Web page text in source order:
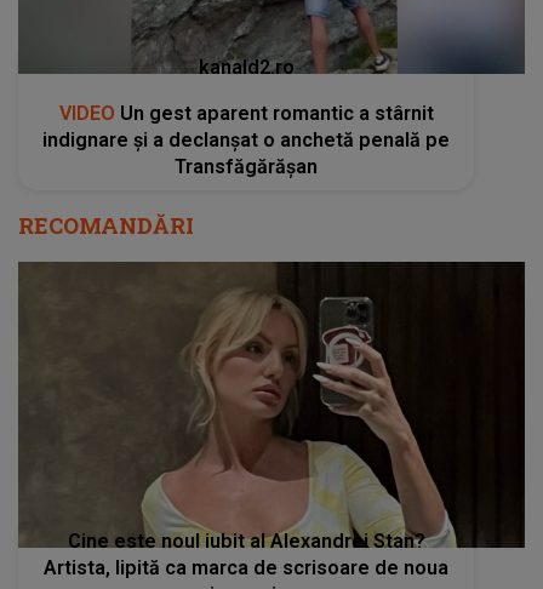
kanald2.ro
VIDEO Un gest aparent romantic a stârnit
indignare și a declanșat o anchetă penală pe
Transfăgărășan
RECOMANDĂRI
Cine este noul iubit al Alexandrei Stan?
Artista, lipită ca marca de scrisoare de noua